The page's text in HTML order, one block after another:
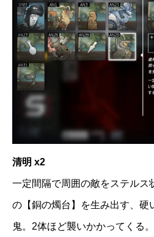
清明 x2
一定間隔で周囲の敵をステルス
の【銅の燭台】を生み出す、硬
鬼。2体ほど襲いかかってくる。